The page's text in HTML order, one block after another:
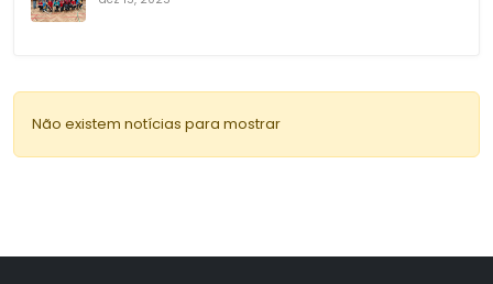
Não existem notícias para mostrar